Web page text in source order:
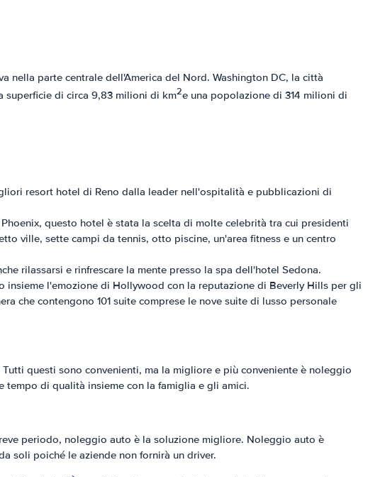
nella parte centrale dell'America del Nord. Washington DC, la città
superficie di circa 9,83 milioni di km2e una popolazione di 314 milioni di
resort hotel di Reno dalla leader nell'ospitalità e pubblicazioni di
questo hotel è stata la scelta di molte celebrità tra cui presidenti
ville, sette campi da tennis, otto piscine, un'area fitness e un centro
rilassarsi e rinfrescare la mente presso la spa dell'hotel Sedona.
l'emozione di Hollywood con la reputazione di Beverly Hills per gli
che contengono 101 suite comprese le nove suite di lusso personale
questi sono convenienti, ma la migliore e più conveniente è noleggio
di qualità insieme con la famiglia e gli amici.
periodo, noleggio auto è la soluzione migliore. Noleggio auto è
soli poiché le aziende non fornirà un driver.